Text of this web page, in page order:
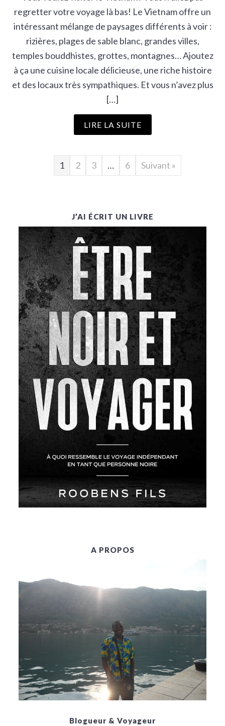
regretter votre voyage là bas! Le Vietnam offre un
intéressant mélange de paysages différents à voir :
rizières, plages de sable blanc, grandes villes,
temples bouddhistes, grottes, montagnes… Ajoutez
à ça une cuisine locale délicieuse, une riche histoire
et des locaux très sympathiques. Et vous n’avez plus
[…]
LIRE LA SUITE
1 2 3 … 6 Suivant »
J’AI ÉCRIT UN LIVRE
A PROPOS
Blogueur & Voyageur